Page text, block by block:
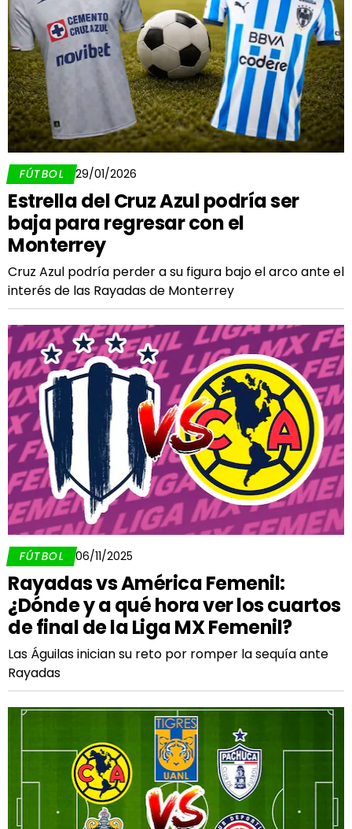
FÚTBOL 29/01/2026
Estrella del Cruz Azul podría ser
baja para regresar con el
Monterrey
Cruz Azul podría perder a su figura bajo el arco ante el
interés de las Rayadas de Monterrey
FÚTBOL 06/11/2025
Rayadas vs América Femenil:
¿Dónde y a qué hora ver los cuartos
de final de la Liga MX Femenil?
Las Águilas inician su reto por romper la sequía ante
Rayadas